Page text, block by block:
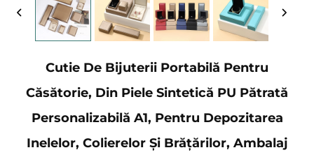
Cutie De Bijuterii Portabilă Pentru
Căsătorie, Din Piele Sintetică PU Pătrată
Personalizabilă A1, Pentru Depozitarea
Inelelor, Colierelor Și Brățărilor, Ambalaj